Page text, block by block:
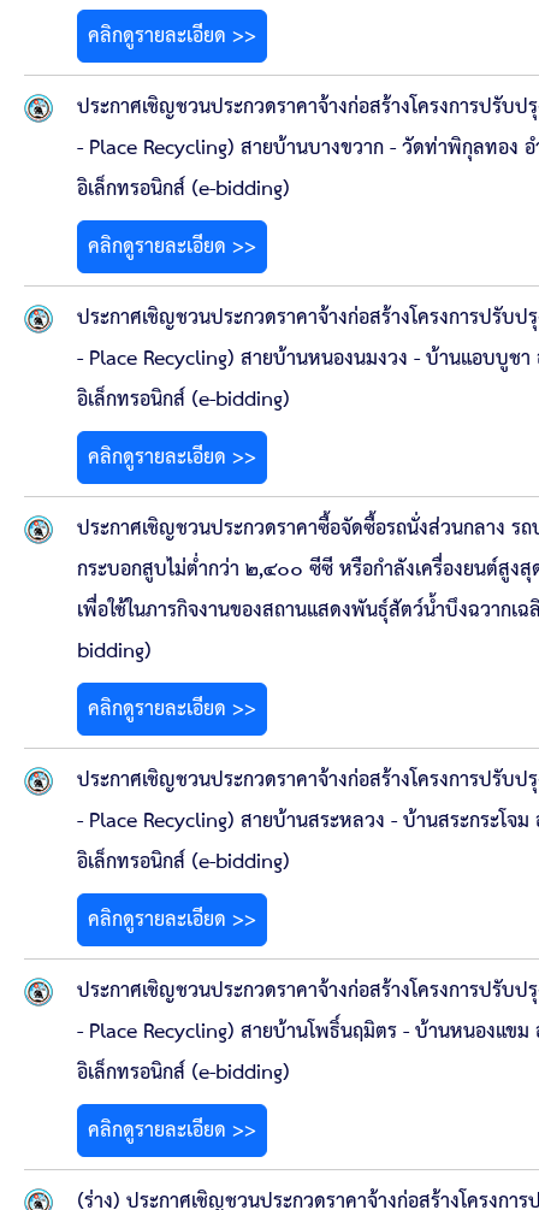
คลิกดูรายละเอียด >>
ประกาศเชิญชวนประกวดราคาจ้างก่อสร้างโครงการปรั
- Place Recycling) สายบ้านบางขวาก - วัดท่าพิกุลทอง
อิเล็กทรอนิกส์ (e-bidding)
คลิกดูรายละเอียด >>
ประกาศเชิญชวนประกวดราคาจ้างก่อสร้างโครงการปรั
- Place Recycling) สายบ้านหนองนมงวง - บ้านแอบบูช
อิเล็กทรอนิกส์ (e-bidding)
คลิกดูรายละเอียด >>
ประกาศเชิญชวนประกวดราคาซื้อจัดซื้อรถนั่งส่วนกลาง
กระบอกสูบไม่ต่ำกว่า ๒,๔๐๐ ซีซี หรือกำลังเครื่องยนต์สู
เพื่อใช้ในภารกิจงานของสถานแสดงพันธุ์สัตว์น้ำบึงฉวากเ
bidding)
คลิกดูรายละเอียด >>
ประกาศเชิญชวนประกวดราคาจ้างก่อสร้างโครงการปรั
- Place Recycling) สายบ้านสระหลวง - บ้านสระกระโ
อิเล็กทรอนิกส์ (e-bidding)
คลิกดูรายละเอียด >>
ประกาศเชิญชวนประกวดราคาจ้างก่อสร้างโครงการปรั
- Place Recycling) สายบ้านโพธิ์นฤมิตร - บ้านหนองแข
อิเล็กทรอนิกส์ (e-bidding)
คลิกดูรายละเอียด >>